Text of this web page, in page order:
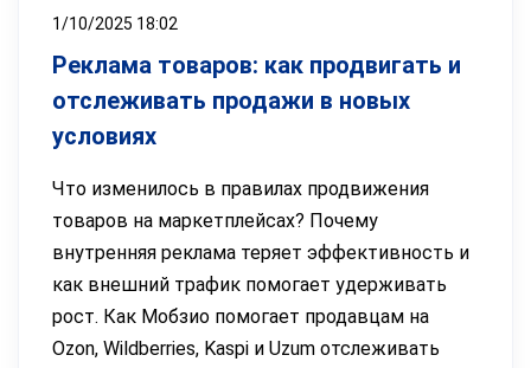
1/10/2025 18:02
Реклама товаров: как продвигать и
отслеживать продажи в новых
условиях
Что изменилось в правилах продвижения
товаров на маркетплейсах? Почему
внутренняя реклама теряет эффективность и
как внешний трафик помогает удерживать
рост. Как Мобзио помогает продавцам на
Ozon, Wildberries, Kaspi и Uzum отслеживать